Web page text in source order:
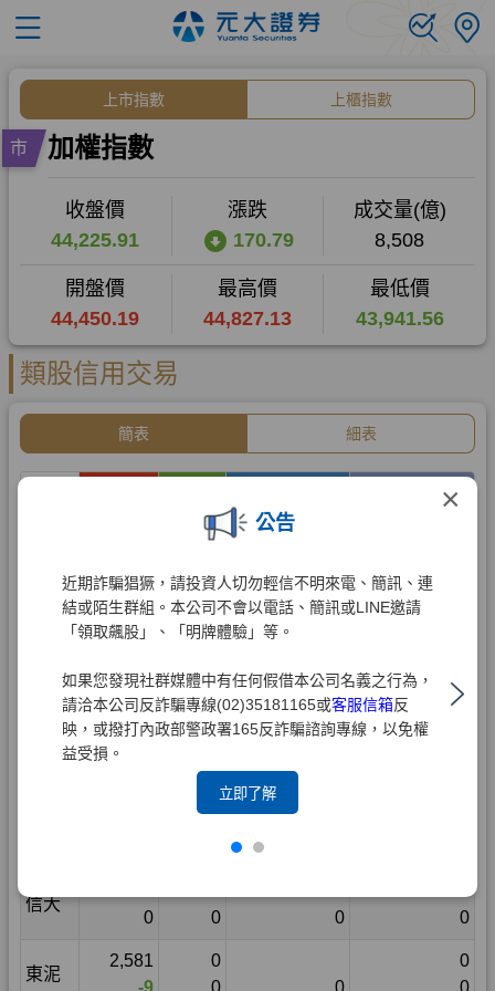
×
公告
近期詐騙猖獗，請投資人切勿輕信不明來電、簡訊、連
結或陌生群組。本公司不會以電話、簡訊或LINE邀請
「領取飆股」、「明牌體驗」等。
如果您發現社群媒體中有任何假借本公司名義之行為，
請洽本公司反詐騙專線(02)35181165或客服信箱反
映，或撥打內政部警政署165反詐騙諮詢專線，以免權
益受損。
立即了解